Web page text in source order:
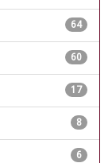
64
60
17
8
6